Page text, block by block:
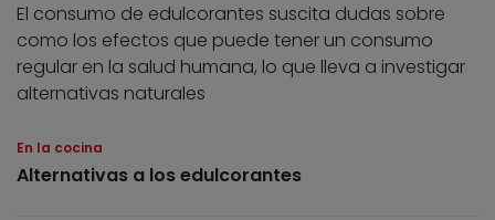
El consumo de edulcorantes suscita dudas sobre
como los efectos que puede tener un consumo
regular en la salud humana, lo que lleva a investigar
alternativas naturales
En la cocina
Alternativas a los edulcorantes